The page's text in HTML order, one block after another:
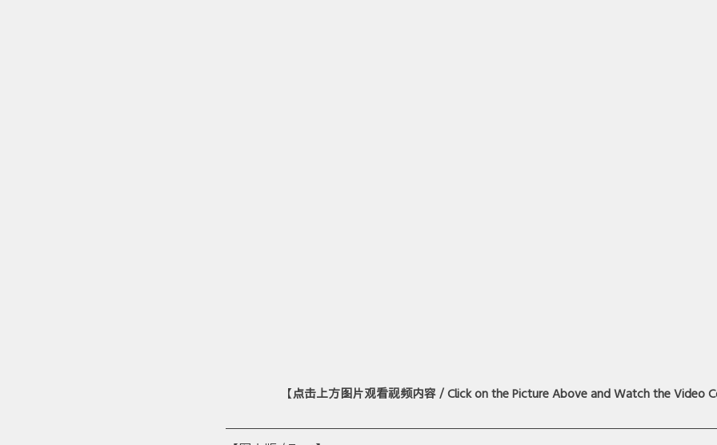
【 点击上方图片观看视频内容 / Click on the Picture Above and Watch the Video